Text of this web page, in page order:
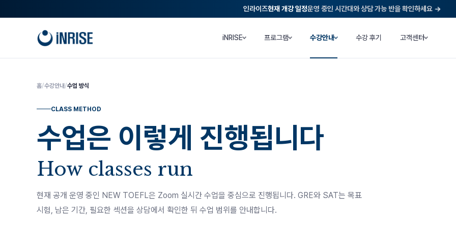
건너뛰기
인라이즈현재 개강 일정운영 중인 시간대와 상담 가능 반을 확인하세요
iNRISE 프로그램 수강안내 수강 후기 고객센터
홈/수강안내/수업 방식
CLASS METHOD
수업은 이렇게 진행됩니다
How classes run
현재 공개 운영 중인 NEW TOEFL은 Zoom 실시간 수업을 중심으로 진행됩니다. GRE와 SAT는 목표
시험, 남은 기간, 필요한 섹션을 상담에서 확인한 뒤 수업 범위를 안내합니다.